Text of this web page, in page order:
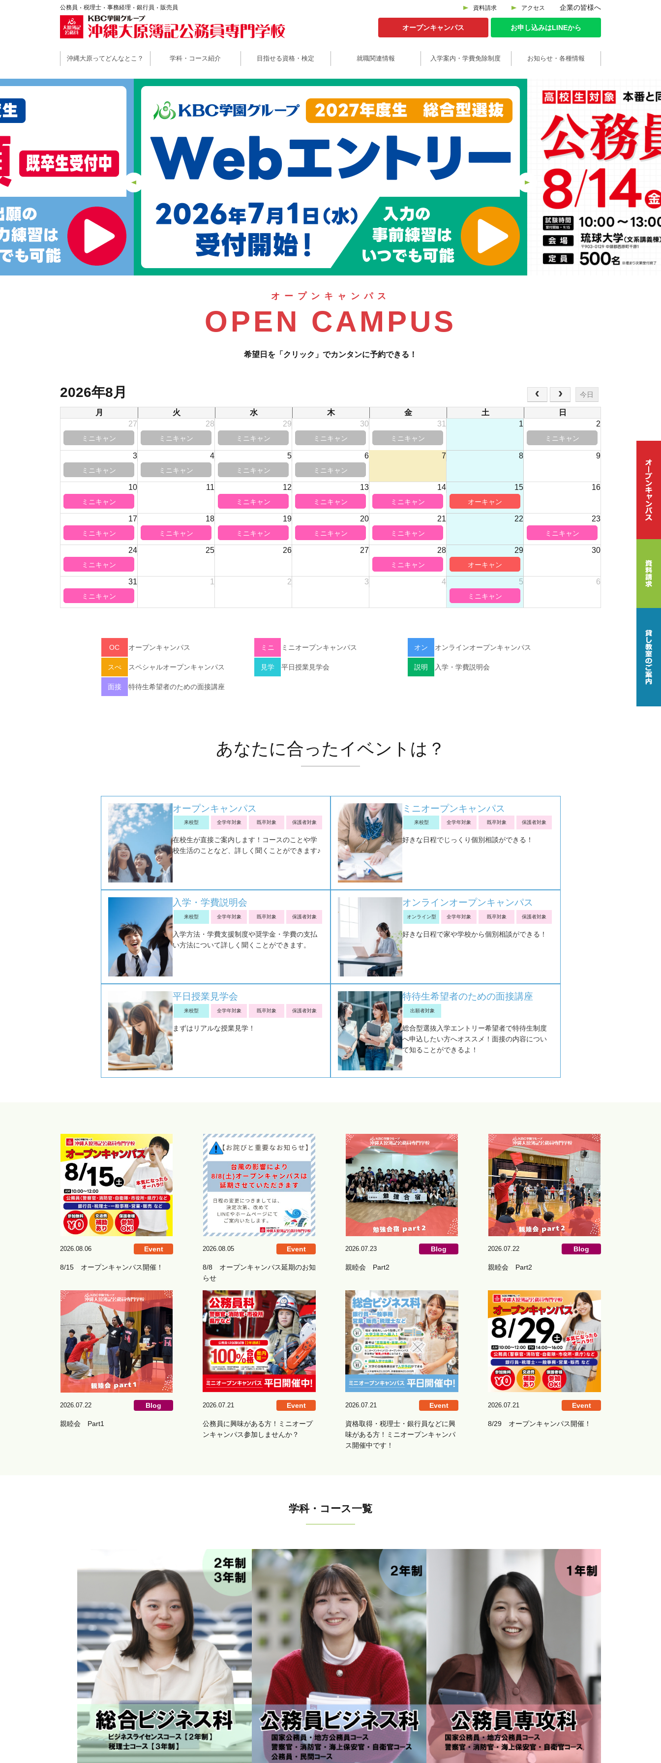
公務員 税理士 事務経理 銀行員 販売員 資料請求 アクセス 企業の皆様へ
オープンキャンパス お申し込みはLINEから
沖縄大原ってどんなとこ？ 学科・コース紹介 目指せる資格・検定 就職関連情報 入学案内・学費免除制度 お知らせ・各種情報
オープンキャンパス
OPEN CAMPUS
希望日を「クリック」でカンタンに予約できる！
2026年8月 今日
月 火 水 木 金 土
日
27
28 29 30 31 1 2
3 4 5 6 7 8 9
10 11 12 13 14 15 16
17 18 19 20 21 22 23
24 25 26 27 28 29 30
31 1 2 3 4 5 6
OC オープンキャンパス ミニ ミニオープンキャンパス オン オンラインオープンキャンパス
スぺ スペシャルオープンキャンパス 見学 平日授業見学会 説明 入学・学費説明会
面接 特待生希望者のための面接講座
あなたに合ったイベントは？
オープンキャンパス
来校型 全学年対象 既卒対象 保護者対象
在校生が直接ご案内します！コースのことや学
校生活のことなど、詳しく聞くことができます♪
ミニオープンキャンパス
来校型 全学年対象 既卒対象 保護者対象
好きな日程でじっくり個別相談ができる！
入学・学費説明会
来校型 全学年対象 既卒対象 保護者対象
入学方法・学費支援制度や奨学金・学費の支払
い方法について詳しく聞くことができます。
オンラインオープンキャンパス
オンライン型 全学年対象 既卒対象 保護者対象
好きな日程で家や学校から個別相談ができる！
平日授業見学会
来校型 全学年対象 既卒対象 保護者対象
まずはリアルな授業見学！
特待生希望者のための面接講座
出願者対象
総合型選抜入学エントリー希望者で特待生制度
へ申込したい方へオススメ！面接の内容につい
て知ることができるよ！
2026.08.06 Event
8/15 オープンキャンパス開催！
2026.08.05 Event
8/8 オープンキャンパス延期のお知
らせ
2026.07.23 Blog
親睦会 Part2
2026.07.22 Blog
親睦会 Part2
2026.07.22 Blog
親睦会 Part1
2026.07.21 Event
公務員に興味がある方！ミニオープ
ンキャンパス参加しませんか？
2026.07.21 Event
資格取得・税理士・銀行員などに興
味がある方！ミニオープンキャンパ
ス開催中です！
2026.07.21 Event
8/29 オープンキャンパス開催！
学科・コース一覧